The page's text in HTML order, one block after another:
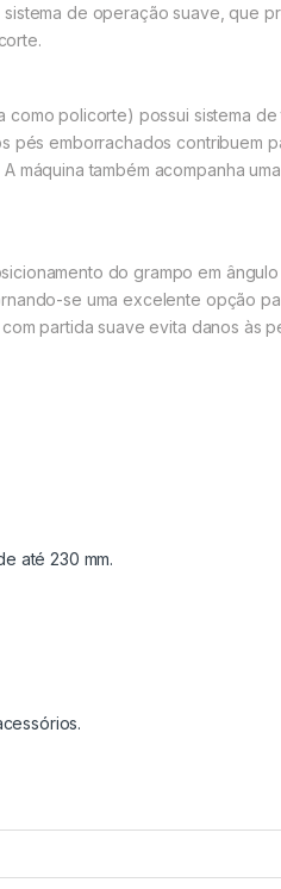
de operação suave, que
policorte) possui sistema
pés emborrachados contribuem
máquina também acompanha
do grampo em
se uma excelente opção
partida suave evita danos às
até 230 mm.